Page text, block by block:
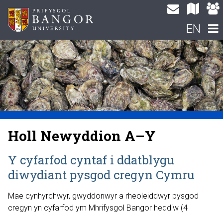
EN
Holl Newyddion A–Y
Y cyfarfod cyntaf i ddatblygu
diwydiant pysgod cregyn Cymru
Mae cynhyrchwyr, gwyddonwyr a rheoleiddwyr pysgod
cregyn yn cyfarfod ym Mhrifysgol Bangor heddiw (4